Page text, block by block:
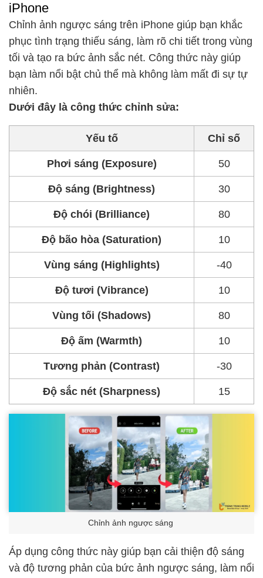
iPhone
Chỉnh ảnh ngược sáng trên iPhone giúp bạn khắc
phục tình trạng thiếu sáng, làm rõ chi tiết trong vùng
tối và tạo ra bức ảnh sắc nét. Công thức này giúp
bạn làm nổi bật chủ thể mà không làm mất đi sự tự
nhiên.
Dưới đây là công thức chỉnh sửa:
Yếu tố Chỉ số
Phơi sáng (Exposure) 50
Độ sáng (Brightness) 30
Độ chói (Brilliance) 80
Độ bão hòa (Saturation) 10
Vùng sáng (Highlights) -40
Độ tươi (Vibrance) 10
Vùng tối (Shadows) 80
Độ ấm (Warmth) 10
Tương phản (Contrast) -30
Độ sắc nét (Sharpness) 15
Chỉnh ảnh ngược sáng
Áp dụng công thức này giúp bạn cải thiện độ sáng
và độ tương phản của bức ảnh ngược sáng, làm nổi